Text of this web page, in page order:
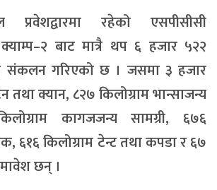
रहेको एसपीसीसी
बाट मात्रै थप ६ हजार ५२२
संकलन गरिएको छ । जसमा ३ हजार
तथा क्यान, ८२७ किलोग्राम भान्साजन्य
कागजजन्य सामग्री, ६७६
६१६ किलोग्राम टेन्ट तथा कपडा र ६७
छन् ।